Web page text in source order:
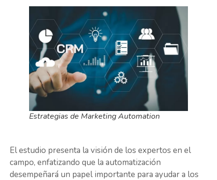
Estrategias de Marketing Automation
El estudio presenta la visión de los expertos en el
campo, enfatizando que la automatización
desempeñará un papel importante para ayudar a los